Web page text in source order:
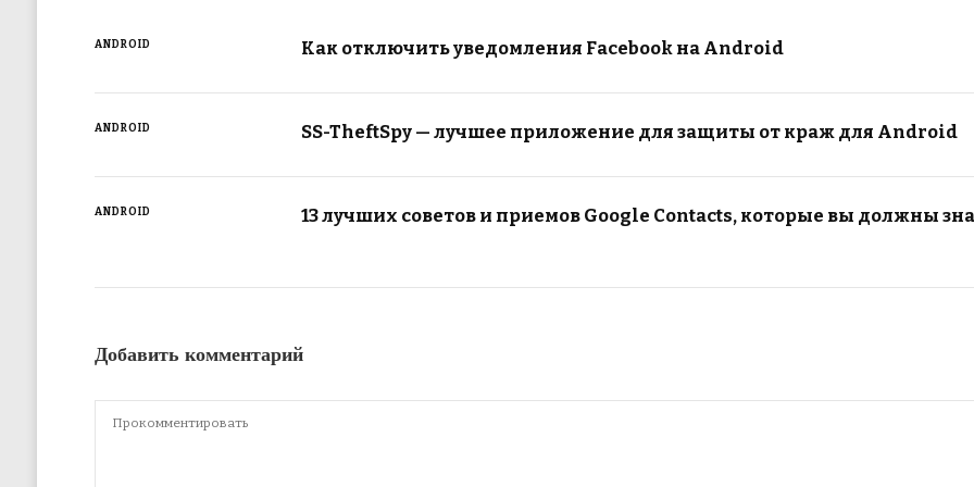
ANDROID Как отключить уведомления Facebook на Android
ANDROID SS-TheftSpy — лучшее приложение для защиты от краж для Android
ANDROID 13 лучших советов и приемов Google Contacts, которые вы должны
Добавить комментарий